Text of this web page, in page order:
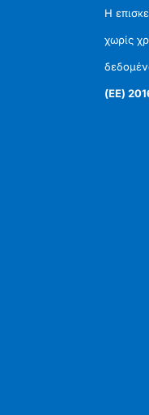
Η
χωρίς
(ΕΕ)